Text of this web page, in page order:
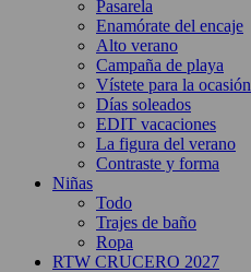
Pasarela
Enamórate del encaje
Alto verano
Campaña de playa
Vístete para la ocasión
Días soleados
EDIT vacaciones
La figura del verano
Contraste y forma
Niñas
Todo
Trajes de baño
Ropa
RTW CRUCERO 2027